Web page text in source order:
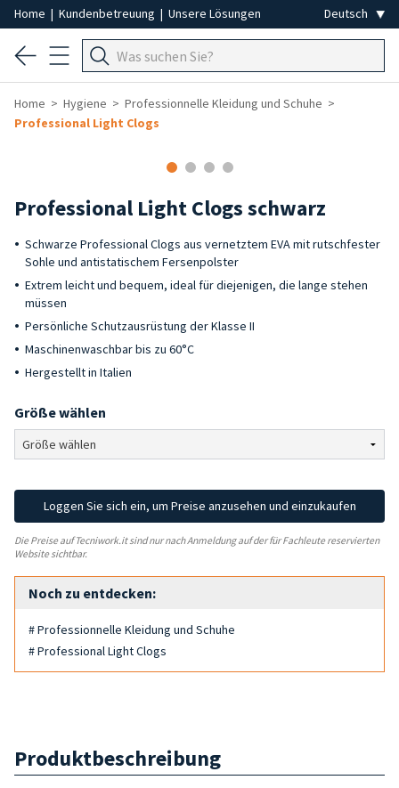
Home | Kundenbetreuung | Unsere Lösungen
Home Hygiene
Professionnelle Kleidung und Schuhe
Professional Light Clogs
Professional Light Clogs schwarz
Schwarze Professional Clogs aus vernetztem EVA mit rutschfester
Sohle und antistatischem Fersenpolster
Extrem leicht und bequem, ideal für diejenigen, die lange stehen
müssen
Persönliche Schutzausrüstung der Klasse II
Maschinenwaschbar bis zu 60°C
Hergestellt in Italien
Größe wählen
Loggen Sie sich ein, um Preise anzusehen und einzukaufen
Die Preise auf Tecniwork.it sind nur nach Anmeldung auf der für Fachleute reservierten
Website sichtbar.
Noch zu entdecken:
# Professionnelle Kleidung und Schuhe
# Professional Light Clogs
Produktbeschreibung